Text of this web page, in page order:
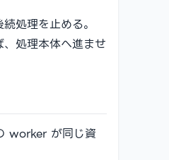
処理を止める。
処理本体へ進ませ
worker が同じ資